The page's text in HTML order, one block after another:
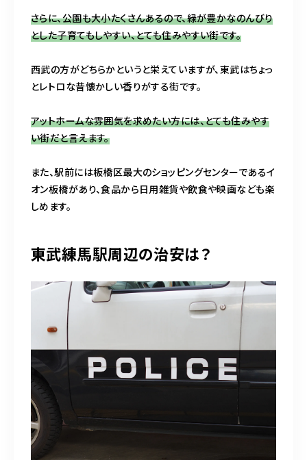
さらに、公園も大小たくさんあるので、緑が豊かなのんびり
とした子育てもしやすい、とても住みやすい街です。
西武の方がどちらかというと栄えていますが、東武はちょっ
とレトロな昔懐かしい香りがする街です。
アットホームな雰囲気を求めたい方には、とても住みやす
い街だと言えます。
また、駅前には板橋区最大のショッピングセンターであるイ
オン板橋があり、食品から日用雑貨や飲食や映画なども楽
しめます。
東武練馬駅周辺の治安は？